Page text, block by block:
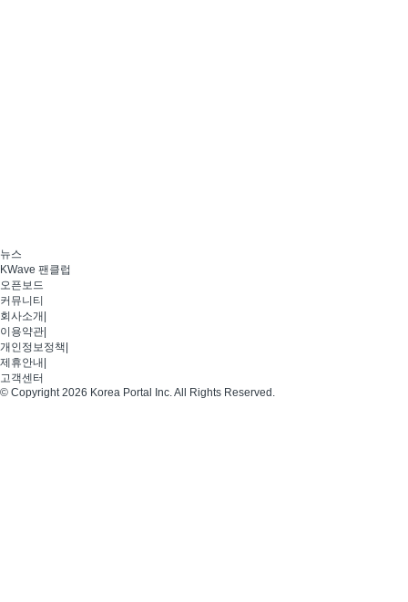
뉴스
KWave 팬클럽
오픈보드
커뮤니티
회사소개
이용약관
개인정보정책
제휴안내
고객센터
© Copyright 2026 Korea Portal Inc. All Rights Reserved.